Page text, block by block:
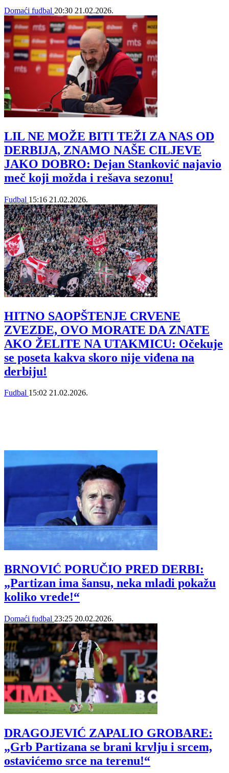
Domaći fudbal 20:30 21.02.2026.
LIL NE MOŽE BITI TEŽI ZA NAS OD
DERBIJA, ZNAMO NAŠE CILJEVE
JAKO DOBRO: Dejan Stanković najavio
meč koji možda i rešava sezonu!
Fudbal 15:16 21.02.2026.
HITNO SAOPŠTENJE CRVENE
ZVEZDE, OVO MORATE DA ZNATE
AKO ŽELITE NA UTAKMICU: Očekuje
se poseta kakva skoro nije viđena na
derbiju!
Fudbal 15:02 21.02.2026.
BRNOVIĆ PORUČIO PRED DERBI:
„Partizan ima šansu, neka mladi pokažu
koliko vrede!“
Domaći fudbal 23:25 20.02.2026.
DRAGOJEVIĆ ZAPALIO GROBARE:
„Grb Partizana se brani krvlju i srcem,
ostavićemo srce na terenu!“